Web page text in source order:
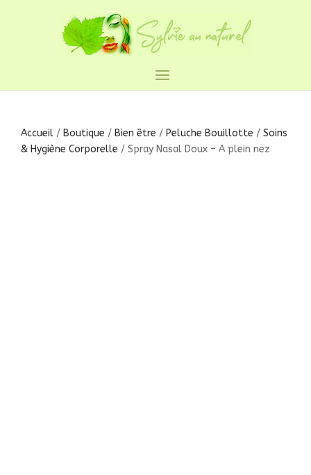
Accueil / Boutique / Bien être / Peluche Bouillotte / Soins
& Hygiène Corporelle / Spray Nasal Doux – A plein nez